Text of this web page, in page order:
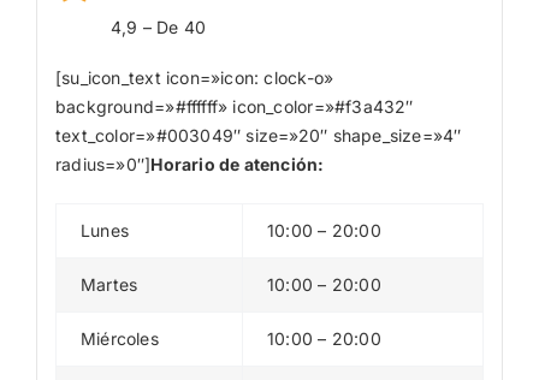
4,9 – De 40
[su_icon_text icon=»icon: clock-o»
background=»#ffffff» icon_color=»#f3a432″
text_color=»#003049″ size=»20″ shape_size=»4″
radius=»0″]Horario de atención:
Lunes 10:00 – 20:00
Martes 10:00 – 20:00
Miércoles 10:00 – 20:00